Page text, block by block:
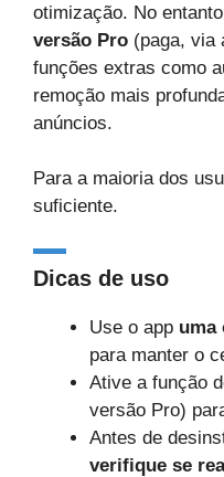
otimização. No
versão Pro (paga, via
funções extras como
remoção mais
anúncios.
Para a maioria dos
suficiente.
Dicas de uso
Use o app uma
para manter o
Ative a função
versão Pro)
Antes de
verifique se